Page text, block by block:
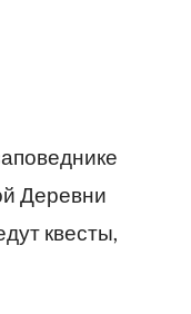
Деревни
квесты,